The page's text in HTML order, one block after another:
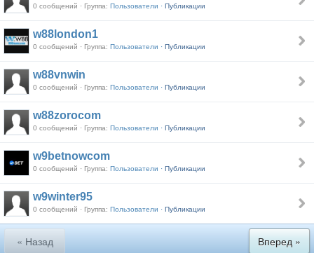
0 сообщений · Группа: Пользователи · Публикации
w88london1
0 сообщений · Группа: Пользователи · Публикации
w88vnwin
0 сообщений · Группа: Пользователи · Публикации
w88zorocom
0 сообщений · Группа: Пользователи · Публикации
w9betnowcom
0 сообщений · Группа: Пользователи · Публикации
w9winter95
0 сообщений · Группа: Пользователи · Публикации
« Назад Вперед »